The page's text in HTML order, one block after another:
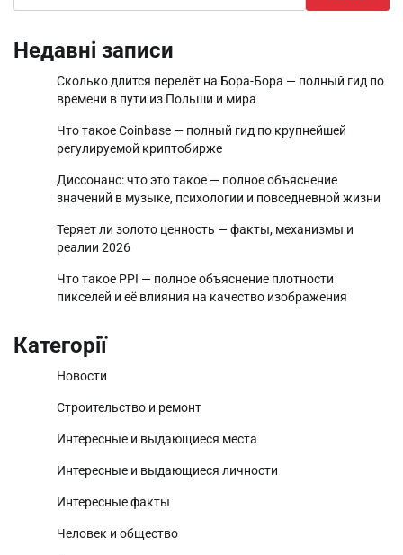
Недавні записи
Сколько длится перелёт на Бора-Бора — полный гид по
времени в пути из Польши и мира
Что такое Coinbase — полный гид по крупнейшей
регулируемой криптобирже
Диссонанс: что это такое — полное объяснение
значений в музыке, психологии и повседневной жизни
Теряет ли золото ценность — факты, механизмы и
реалии 2026
Что такое PPI — полное объяснение плотности
пикселей и её влияния на качество изображения
Категорії
Новости
Строительство и ремонт
Интересные и выдающиеся места
Интересные и выдающиеся личности
Интересные факты
Человек и общество